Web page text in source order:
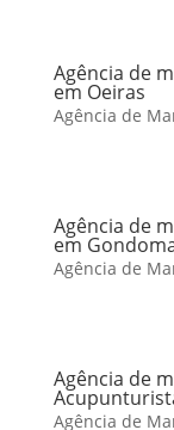
Agência de
em Oeiras
Agência de
Agência de
em
Agência de
Agência de
Agência de